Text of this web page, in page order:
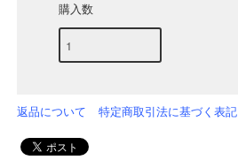
購入数
返品について 特定商取引法に基づく表記